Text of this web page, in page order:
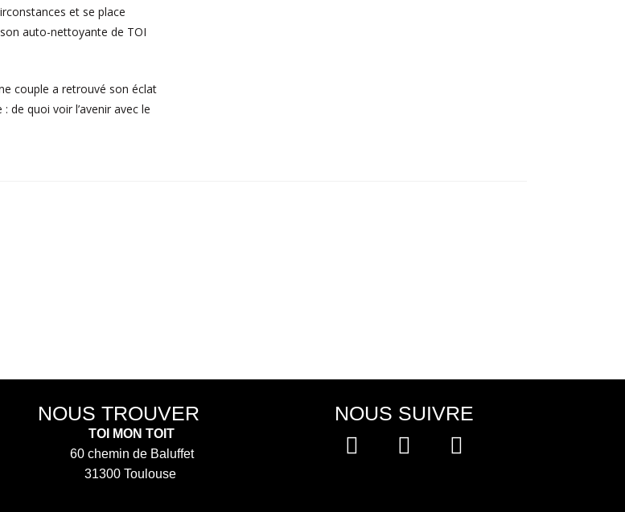
et se place
auto-nettoyante de TOI
couple a retrouvé son éclat
de quoi voir l’avenir avec le
NOUS TROUVER
MON TOIT
chemin de Baluffet
31300 Toulouse
NOUS SUIVRE